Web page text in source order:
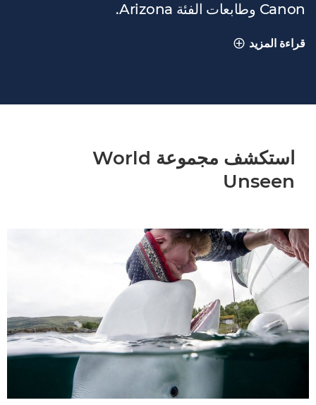
Canon وطابعات الفئة Arizona.
طباعة WORLD UNSEEN
قراءة المزيد
استكشف مجموعة World
Unseen